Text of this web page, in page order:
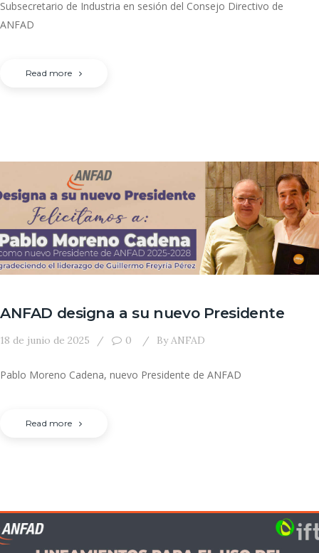
Subsecretario de Industria en sesión del Consejo Directivo de
ANFAD
Read more
ANFAD designa a su nuevo Presidente
18 de junio de 2025 0 ByANFAD
Pablo Moreno Cadena, nuevo Presidente de ANFAD
Read more